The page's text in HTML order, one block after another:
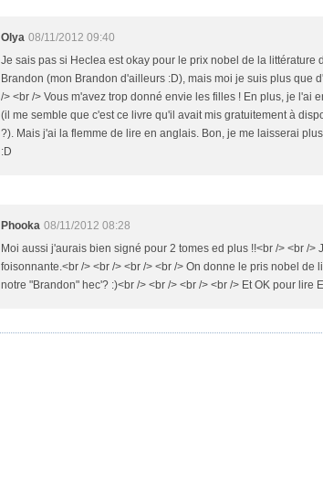
Olya 08/11/2012 09:40
Je sais pas si Heclea est okay pour le prix nobel de la littérature
Brandon (mon Brandon d'ailleurs :D), mais moi je suis plus que
/> <br /> Vous m'avez trop donné envie les filles ! En plus, je l'ai
(il me semble que c'est ce livre qu'il avait mis gratuitement à
?). Mais j'ai la flemme de lire en anglais. Bon, je me laisserai
:D
Phooka 08/11/2012 08:28
Moi aussi j'aurais bien signé pour 2 tomes ed plus !!<br /> <br />
foisonnante.<br /> <br /> <br /> <br /> On donne le pris nobel de
notre "Brandon" hec'? :)<br /> <br /> <br /> <br /> Et OK pour lire